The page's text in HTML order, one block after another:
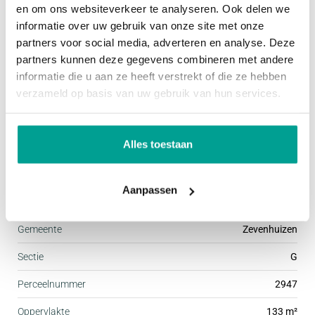
en om ons websiteverkeer te analyseren. Ook delen we
informatie over uw gebruik van onze site met onze
partners voor social media, adverteren en analyse. Deze
partners kunnen deze gegevens combineren met andere
informatie die u aan ze heeft verstrekt of die ze hebben
verzameld op basis van uw gebruik van hun services.
Alles toestaan
Aanpassen
Gebruiksoppervlakte woningen:
De Meetinstructie is gebaseerd op de NEN2580. De
Meetinstructie is bedoeld om een meer eenduidige
van een indicatie van de gebruiksoppervlakte. De
Meetinstructie sluit verschillen in meetuitkomsten
interpretatieverschillen, afrondingen of
Deze informatie is door ons met de nodige
echter geen enkele aansprakelijkheid aanvaard
Onderhoud buiten
Huidig gebruik Woonruimte
Huidige bestemming Woonruimte
Kadastrale gegevens
Gemeente Zevenhuizen
Sectie G
Perceelnummer 2947
Oppervlakte 133 m²